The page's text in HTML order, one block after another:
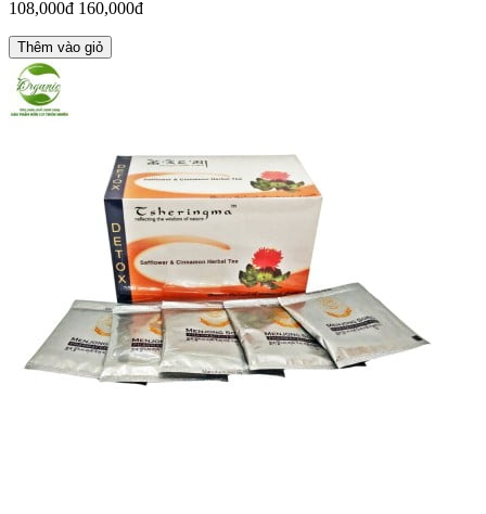
108,000đ 160,000đ
Thêm vào giỏ